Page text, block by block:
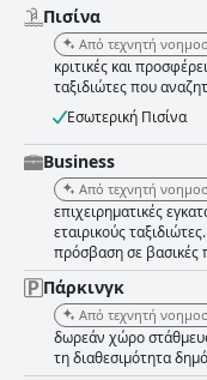
Πισίνα
Από τεχνητή
κριτικές και
ταξιδιώτες που
Εσωτερική Πισίνα
Business
Από τεχνητή
επιχειρηματικές
εταιρικούς
πρόσβαση σε βασικές
Πάρκινγκ
Από τεχνητή
δωρεάν χώρο
τη διαθεσιμότητα